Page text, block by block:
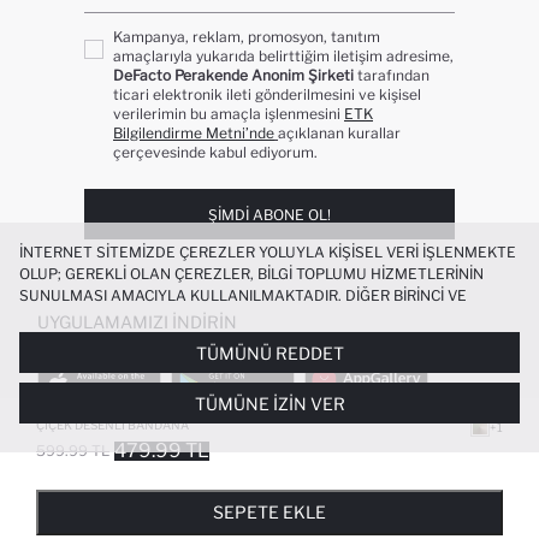
ÇIÇEK DESENLI BANDANA
599.99 TL 479.99 TL
+1
SEPETE EKLE
Kampanya, reklam, promosyon, tanıtım
amaçlarıyla yukarıda belirttiğim iletişim adresime,
DeFacto Perakende Anonim Şirketi tarafından
ticari elektronik ileti gönderilmesini ve kişisel
verilerimin bu amaçla işlenmesini ETK
Bilgilendirme Metni’nde açıklanan kurallar
çerçevesinde kabul ediyorum.
ŞIMDI ABONE OL!
UYGULAMAMIZI İNDIRIN
POPÜLER KATEGORILER
KADIN BEYAZ TIŞÖRT
İNTERNET SITEMIZDE ÇEREZLER YOLUYLA KIŞISEL VERI IŞLENMEKTE
OLUP; GEREKLI OLAN ÇEREZLER, BILGI TOPLUMU HIZMETLERININ
SUNULMASI AMACIYLA KULLANILMAKTADIR. DIĞER BIRINCI VE
ÜÇÜNCÜ TARAF ÇEREZLER ISE SIZE DAHA IYI BIR ALIŞVERIŞ
DENEYIMI SUNULABILMESI, SITEMIZIN DAHA IŞLEVSEL KILINMASI VE
KIŞISELLEŞTIRMESI VE AÇIK RIZA VERMENIZ HALINDE, SIZLERE
YÖNELIK PAZARLAMA FAALIYETLERININ YAPILMASI AMAÇLARIYLA
SINIRLI OLARAK KULLANILACAKTIR. ÇEREZLERE DAIR TERCIHLERINIZI
ÇEREZ TERCIHLERIPANELI ARACILIĞIYLA HER ZAMAN YÖNETEBILIR,
ÇEREZLERLE ILGILI DAHA DETAYLI BILGIYE
TÜMÜNÜ REDDET
TÜMÜNE İZIN VER